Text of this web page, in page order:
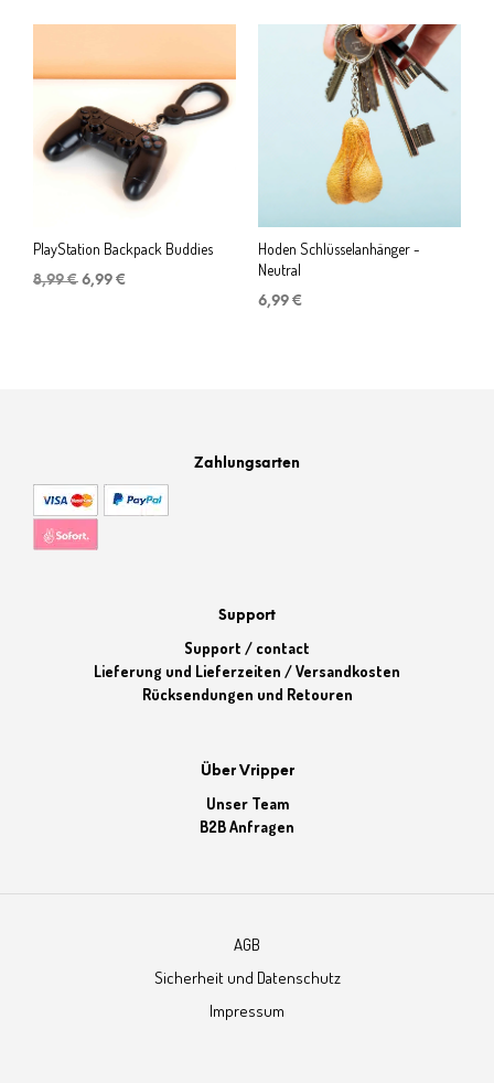
war:
6,99 €
ist:
4,89 €.
PlayStation Backpack Buddies
8,99€ Ursprünglicher
6,99 €
Hoden Schlüsselanhänger -
Neutral
6,99 €
Zahlungsarten
Support
Support / contact
Lieferung und Lieferzeiten / Versandkosten
Rücksendungen und Retouren
Über Vripper
Unser Team
B2B Anfragen
AGB
Sicherheit und Datenschutz
Impressum